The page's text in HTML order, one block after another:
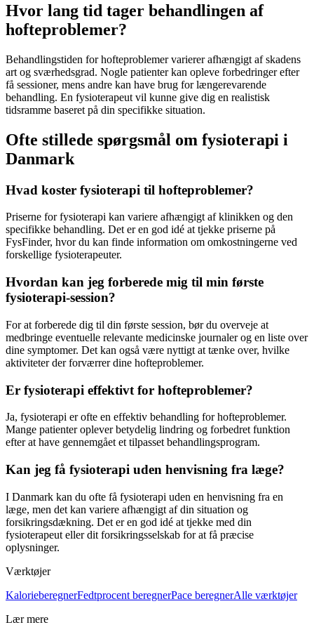
Hvor lang tid tager behandlingen af
hofteproblemer?
Behandlingstiden for hofteproblemer varierer afhængigt af skadens
art og sværhedsgrad. Nogle patienter kan opleve forbedringer efter
få sessioner, mens andre kan have brug for længerevarende
behandling. En fysioterapeut vil kunne give dig en realistisk
tidsramme baseret på din specifikke situation.
Ofte stillede spørgsmål om fysioterapi i
Danmark
Hvad koster fysioterapi til hofteproblemer?
Priserne forfysioterapi kan variere afhængigt af klinikken og den
specifikke behandling. Det er en god idé at tjekke priserne på
FysFinder, hvor du kan finde information om omkostningerne ved
forskellige fysioterapeuter.
Hvordan kan jeg forberede mig til min første
fysioterapi-session?
For at forberede dig til din første session, bør du overveje at
medbringe eventuelle relevante medicinske journaler og en liste over
dine symptomer. Det kan også være nyttigt at tænke over, hvilke
aktiviteter der forværrer dine hofteproblemer.
Er fysioterapi effektivt for hofteproblemer?
Ja, fysioterapi er ofte en effektiv behandling for hofteproblemer.
Mange patienter oplever betydelig lindring og forbedret funktion
efter at have gennemgået et tilpasset behandlingsprogram.
Kan jeg få fysioterapi uden henvisning fra læge?
I Danmark kan du ofte få fysioterapi uden en henvisning fra en
læge, men det kan variere afhængigt af din situation og
forsikringsdækning. Det er en god idé at tjekke med din
fysioterapeut eller dit forsikringsselskab for at få præcise
oplysninger.
Værktøjer
KalorieberegnerFedtprocent beregnerPace beregnerAlle værktøjer
Lær mere